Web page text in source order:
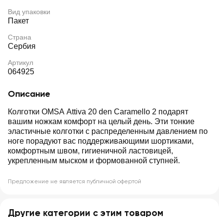
Вид упаковки
Пакет
Страна
Сербия
Артикул
064925
Описание
Колготки OMSA Attiva 20 den Caramello 2 подарят
вашим ножкам комфорт на целый день. Эти тонкие
эластичные колготки с распределенным давлением по
ноге порадуют вас поддерживающими шортиками,
комфортным швом, гигиеничной ластовицей,
укрепленным мыском и формованной ступней.
Предложение не является публичной офертой
Другие категории с этим товаром